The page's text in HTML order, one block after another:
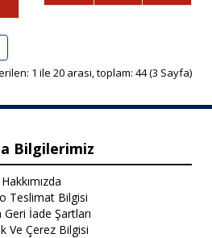
1 ile 20 arası, toplam: 44 (3 Sayfa)
Bilgilerimiz
Hakkımızda
Teslimat Bilgisi
Geri İade Şartları
Ve Çerez Bilgisi